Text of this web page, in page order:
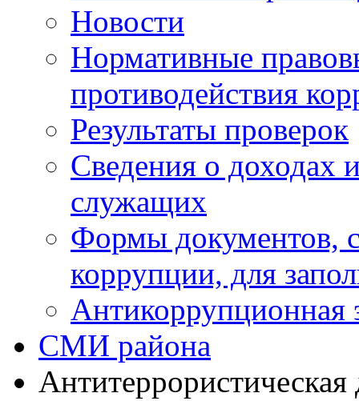
Новости
Нормативные
противодействия
Результаты проверок
Сведения о доходах
служащих
Формы документов,
коррупции, для
Антикоррупционная
СМИ района
Антитеррористическая